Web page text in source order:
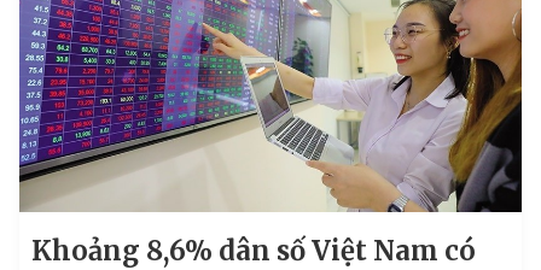
Khoảng 8,6% dân số Việt Nam có